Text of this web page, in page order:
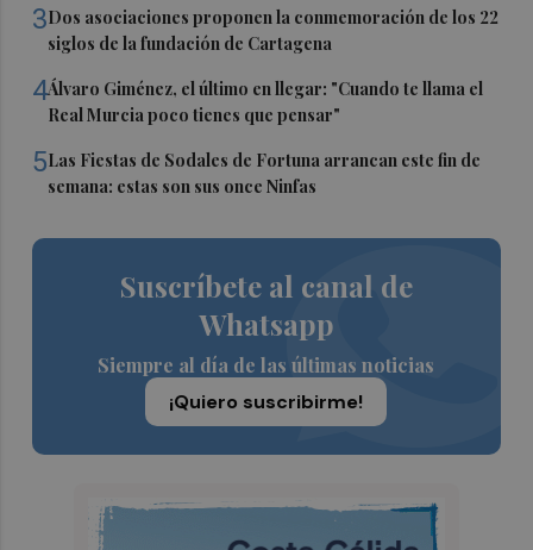
3Dos asociaciones proponen la conmemoración de los 22
siglos de la fundación de Cartagena
4Álvaro Giménez, el último en llegar: "Cuando te llama el
Real Murcia poco tienes que pensar"
5Las Fiestas de Sodales de Fortuna arrancan este fin de
semana: estas son sus once Ninfas
Suscríbete al canal de
Whatsapp
Siempre al día de las últimas noticias
¡Quiero suscribirme!